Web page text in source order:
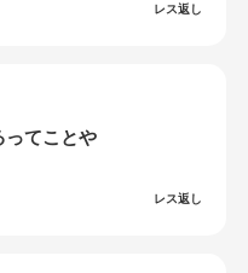
レス返し
ってことや
レス返し